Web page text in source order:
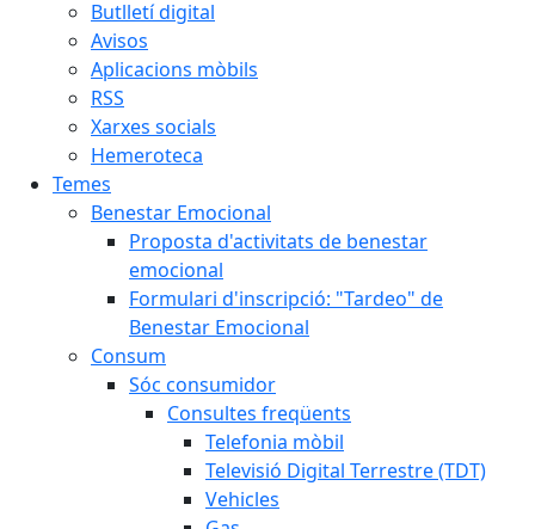
Butlletí digital
Avisos
Aplicacions mòbils
RSS
Xarxes socials
Hemeroteca
Temes
Benestar Emocional
Proposta d'activitats de benestar
emocional
Formulari d'inscripció: "Tardeo" de
Benestar Emocional
Consum
Sóc consumidor
Consultes freqüents
Telefonia mòbil
Televisió Digital Terrestre (TDT)
Vehicles